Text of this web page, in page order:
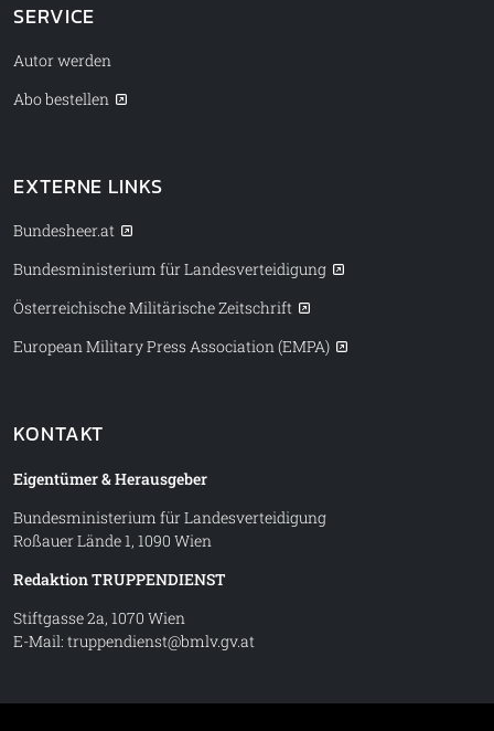
SERVICE
Autor werden
Abo bestellen
EXTERNE LINKS
Bundesheer.at
Bundesministerium für Landesverteidigung
Österreichische Militärische Zeitschrift
European Military Press Association (EMPA)
KONTAKT
Eigentümer & Herausgeber
Bundesministerium für Landesverteidigung
Roßauer Lände 1, 1090 Wien
Redaktion TRUPPENDIENST
Stiftgasse 2a, 1070 Wien
E-Mail: truppendienst@bmlv.gv.at